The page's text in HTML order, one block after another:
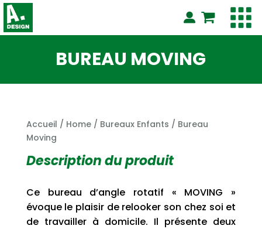
BUREAU MOVING
Accueil / Home/ Bureaux Enfants / Bureau
Moving
Description du produit
Ce bureau d’angle rotatif « MOVING »
évoque le plaisir de relooker son chez soi et
de travailler à domicile. Il présente deux